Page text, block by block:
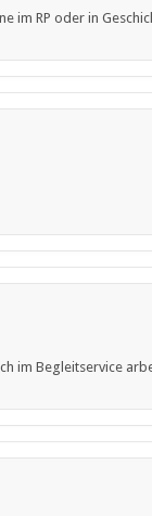
im RP oder in
im Begleitservice